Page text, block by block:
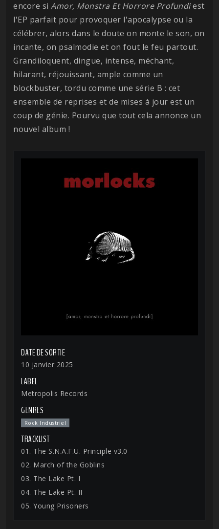
encore si Amor, Monstra Et Horrore Profundiest
l'EP parfait pour provoquer l'apocalypse ou la
célébrer, alors dans le doute on monte le son, on
incante, on psalmodie et on fout le feu partout.
Grandiloquent, dingue, intense, méchant,
hilarant, réjouissant, ample comme un
blockbuster, tordu comme une série B : cet
ensemble de reprises et de mises à jour est un
coup de génie. Pourvu que tout cela annonce un
nouvel album !
DATE DE SORTIE
10 janvier 2025
LABEL
Metropolis Records
GENRES
Rock Industriel
TRACKLIST
01. The S.N.A.F.U. Principle v3.0
02. March of the Goblins
03. The Lake Pt. I
04. The Lake Pt. II
05. Young Prisoners